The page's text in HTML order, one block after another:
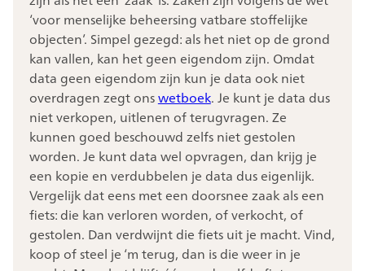
‘voor menselijke beheersing vatbare stoffelijke
objecten’. Simpel gezegd: als het niet op de grond
kan vallen, kan het geen eigendom zijn. Omdat
data geen eigendom zijn kun je data ook niet
overdragen zegt onswetboek. Je kunt je data dus
niet verkopen, uitlenen of terugvragen. Ze
kunnen goed beschouwd zelfs niet gestolen
worden. Je kunt data wel opvragen, dan krijg je
een kopie en verdubbelen je data dus eigenlijk.
Vergelijk dat eens met een doorsnee zaak als een
fiets: die kan verloren worden, of verkocht, of
gestolen. Dan verdwijnt die fiets uit je macht. Vind,
koop of steel je ‘m terug, dan is die weer in je